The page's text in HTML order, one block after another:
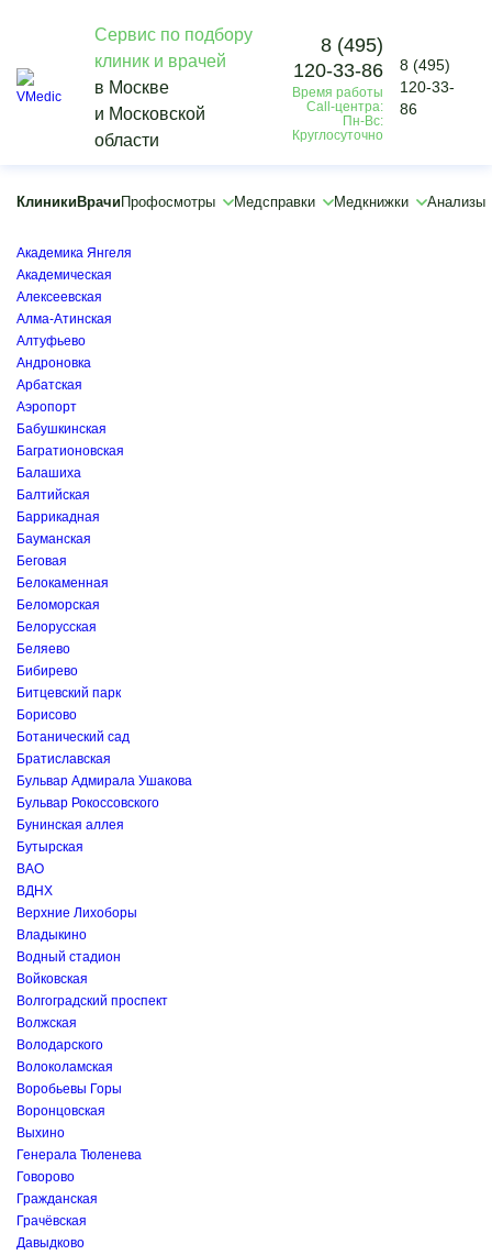
Сервис по подбору
клиник и врачей
в Москве
и Московской
области
8 (495)
120-33-86
Время работы
Call-центра:
Пн-Вс:
Круглосуточно
8 (495)
120-33-
86
Клиники Врачи Профосмотры Медсправки Медкнижки Анализы
Vmedic
Анализы
Биохимический анализ крови
Определение электролитов
Авиамоторная
Академика Янгеля
Академическая
Алексеевская
Алма-Атинская
Алтуфьево
Андроновка
Арбатская
Аэропорт
Бабушкинская
Багратионовская
Балашиха
Балтийская
Баррикадная
Бауманская
Беговая
Белокаменная
Беломорская
Белорусская
Беляево
Бибирево
Битцевский парк
Борисово
Ботанический сад
Братиславская
Бульвар Адмирала Ушакова
Бульвар Рокоссовского
Бунинская аллея
Бутырская
ВАО
ВДНХ
Верхние Лихоборы
Владыкино
Водный стадион
Войковская
Волгоградский проспект
Волжская
Володарского
Волоколамская
Воробьевы Горы
Воронцовская
Выхино
Генерала Тюленева
Говорово
Гражданская
Грачёвская
Давыдково